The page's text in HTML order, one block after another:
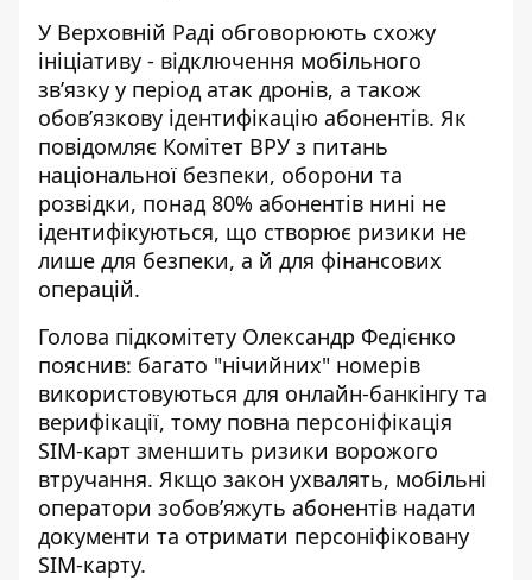
У Верховній Раді обговорюють схожу
ініціативу - відключення мобільного
зв’язку у період атак дронів, а також
обов’язкову ідентифікацію абонентів. Як
повідомляє Комітет ВРУ з питань
національної безпеки, оборони та
розвідки, понад 80% абонентів нині не
ідентифікуються, що створює ризики не
лише для безпеки, а й для фінансових
операцій.
Голова підкомітету Олександр Федієнко
пояснив: багато "нічийних" номерів
використовуються для онлайн-банкінгу та
верифікації, тому повна персоніфікація
SIM-карт зменшить ризики ворожого
втручання. Якщо закон ухвалять, мобільні
оператори зобов’яжуть абонентів надати
документи та отримати персоніфіковану
SIM-карту.